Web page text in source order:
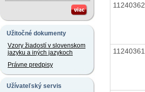
Užitočné dokumenty
Vzory žiadostí v slovenskom
jazyku a iných jazykoch
Právne predpisy
Užívateľský servis
11240362
11240361